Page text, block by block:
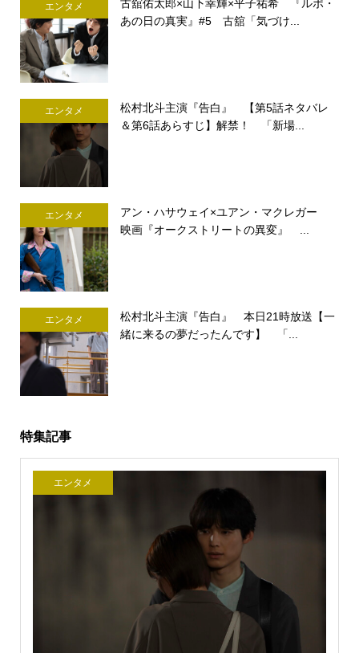
エンタメ
古舘佑太郎×山下幸輝×平子祐希 『ルポ・
あの日の真実』#5 古舘「気づけ...
エンタメ
松村北斗主演『告白』 【第5話ネタバレ
＆第6話あらすじ】解禁！ 「新場...
エンタメ
アン・ハサウェイ×ユアン・マクレガー
映画『オークストリートの異変』 ...
エンタメ
松村北斗主演『告白』 本日21時放送【一
緒に来るの夢だったんです】 「...
特集記事
エンタメ